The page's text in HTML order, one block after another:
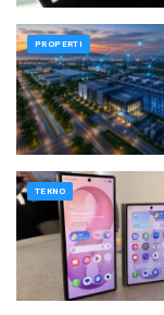
PROPERTI
TEKNO